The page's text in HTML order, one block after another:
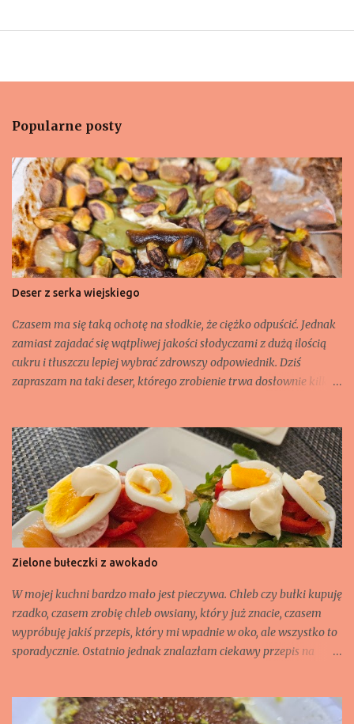
Popularne posty
Deser z serka wiejskiego
Czasem ma się taką ochotę na słodkie, że ciężko odpuścić. Jednak
zamiast zajadać się wątpliwej jakości słodyczami z dużą ilością
cukru i tłuszczu lepiej wybrać zdrowszy odpowiednik. Dziś
zapraszam na taki deser, którego zrobienie trwa dosłownie kilka
łyżka gorzkiego kakao, - 2 łyżeczki masła orzechowego lub pasty
orzechowej np. słony migdał czy pistacjowej, - 50 g pistacji
łuskanych, niesolonych.
Zielone bułeczki z awokado
W mojej kuchni bardzo mało jest pieczywa. Chleb czy bułki kupuję
rzadko, czasem zrobię chleb owsiany, który już znacie, czasem
wypróbuję jakiś przepis, który mi wpadnie w oko, ale wszystko to
sporadycznie. Ostatnio jednak znalazłam ciekawy przepis na
naturalnego, - ok. 300 g mąki (może być potrzebne trochę więcej,